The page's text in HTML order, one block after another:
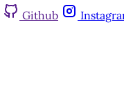
Github